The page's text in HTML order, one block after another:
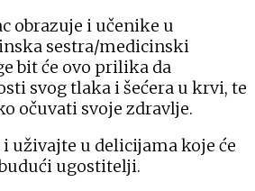
obrazuje i učenike u
sestra/medicinski
bit će ovo prilika da
svog tlaka i šećera u krvi, te
očuvati svoje zdravlje.
uživajte u delicijama koje će
ugostitelji.